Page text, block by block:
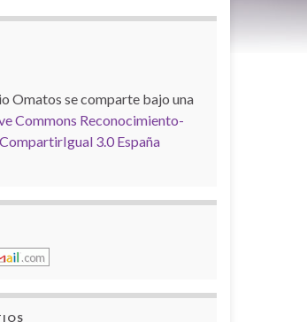
Omatos se comparte bajo una
Commons Reconocimiento-
3.0 España